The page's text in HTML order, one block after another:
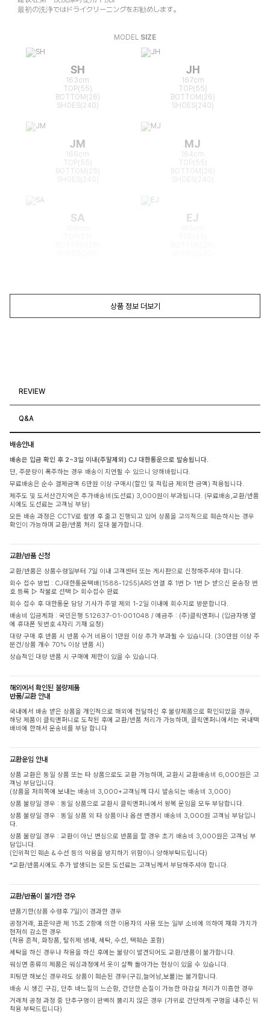
最初の洗浄ではドライクリーニングをお勧めします。
MODEL SIZE
SH
163cm
TOP(55)
BOTTOM(26)
SHOES(240)
JH
167cm
TOP(55)
BOTTOM(26)
SHOES(240)
JM
166cm
TOP(55)
BOTTOM(25)
MJ
164cm
TOP(55)
BOTTOM(26)
SA EJ
상품 정보 더보기
REVIEW
Q&A
배송안내
배송은 입금 확인 후 2~3일 이내(주말제외) CJ 대한통운으로 발송됩니다.
단, 주문량이 폭주하는 경우 배송이 지연될 수 있으니 양해바랍니다.
무료배송은 순수 결제금액 6만원 이상 구매시(할인 및 적립금 제외한 금액) 적용됩니다.
제주도 및 도서산간지역은 추가배송비(도선료) 3,000원이 부과됩니다. (무료배송,교환/반품
시에도 도선료는 고객님 부담)
모든 배송 과정은 CCTV로 촬영 후 출고 진행되고 있어 상품을 고의적으로 훼손하시는 경우
확인이 가능하며 교환/반품 처리 절대 불가합니다.
교환/반품 신청
교환/반품은 상품수령일부터 7일 이내 고객센터 또는 게시판으로 신청해주셔야 합니다.
회수 접수 방법 : CJ대한통운택배(1588-1255)ARS 연결 후 1번 ▷ 1번 ▷ 받으신 운송장 번
호 등록 ▷ 착불로 선택 ▷ 회수접수 완료
회수 접수 후 대한통운 담당 기사가 주말 제외 1-2일 이내에 회수지로 방문합니다.
배송비 입금계좌 : 국민은행 512637-01-001048 / 예금주 : (주)클릭앤퍼니 (입금자명 옆
에 휴대폰 뒷번호 4자리 기재 요청)
대량 구매 후 반품 시 반품 수거 비용이 1만원 이상 추가 부과될 수 있습니다. (30만원 이상 주
문건/상품 개수 70% 이상 반품 시)
상습적인 대량 반품 시 구매에 제한이 있을 수 있습니다.
해외에서 확인된 불량제품
반품/교환 안내
국내에서 배송 받은 상품을 개인적으로 해외에 전달하신 후 불량제품으로 확인되었을 경우,
해당 제품이 클릭앤퍼니로 도착된 후에 교환/반품 처리가 가능하며, 클릭앤퍼니에서는 국내택
배비에 한해서 운송비를 부담 합니다
교환운임 안내
상품 교환은 동일 상품 또는 타 상품으로도 교환 가능하며, 교환시 교환배송비 6,000원은 고
객님 부담입니다.
(상품을 저희쪽에 보내는 배송비 3,000+고객님께 다시 발송되는 배송비 3,000)
상품 불량일 경우 : 동일 상품으로 교환시 클릭앤퍼니에서 왕복 운임을 모두 부담합니다.
상품 불량일 경우 : 동일 상품 외 타 상품이나 옵션 변경시 배송비 3,000원 고객님 부담입니
다.
상품 불량일 경우 : 교환이 아닌 변심으로 반품을 할 경우 초기 배송비 3,000원은 고객님 부
담입니다.
(인위적인 훼손 & 수선 등의 악용을 방지하기 위함이니 양해부탁드립니다)
*교환/반품시에도 추가 발생되는 모든 도선료는 고객님께서 부담해주셔야 합니다.
교환/반품이 불가한 경우
반품기한(상품 수령후 7일)이 경과한 경우
공정거래, 표준약관 제 15조 2항에 의한 이용자의 사용 또는 일부 소비에 의하여 재화 가치가
현저히 감소한 경우
(착용 흔적, 화장품, 탈취제 냄새, 세탁, 수선, 택훼손 포함)
세탁을 하신 경우나 착용을 하신 후에는 불량이 발견되어도 교환/반품이 불가합니다.
워싱면 종류의 제품은 워싱과정에서 옷이 살짝 돌아가는 현상이 있을 수 있습니다.
피팅만 해보신 경우라도 상품이 훼손된 경우(구김,늘어남,보풀)는 불가합니다.
배송 시 생긴 구김, 단추 바느질의 느슨함, 간단한 손질이 가능한 마감실 처리가 미흡한 경우
거래처 공정 과정 중 단추구멍이 완벽히 뚫리지 않은 경우 (가위로 간단하게 구멍을 내주신 뒤
착용 부탁드립니다)